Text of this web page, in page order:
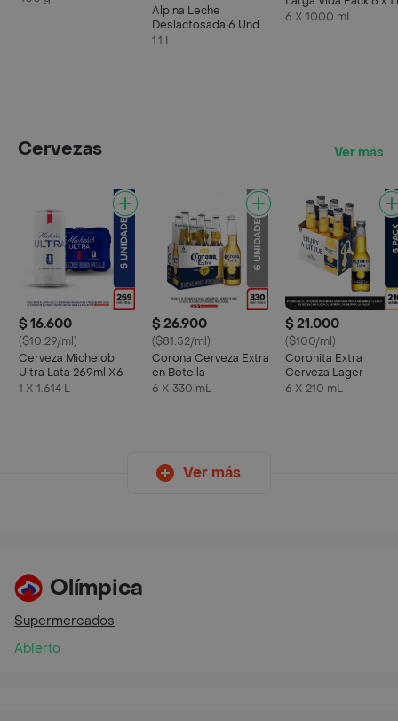
Alpina Leche
Deslactosada 6 Und
1.1 L
6 X 1000 mL
Cervezas Ver más
$ 16.600
($10.29/ml)
Cerveza Michelob
Ultra Lata 269ml X6
1 X 1.614 L
$ 26.900
($81.52/ml)
Corona Cerveza Extra
en Botella
6 X 330 mL
$ 21.000
($100/ml)
Coronita Extra
Cerveza Lager
6 X 210 mL
Ver más
Olímpica
Supermercados
Abierto